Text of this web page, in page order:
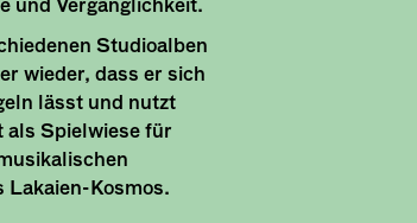
und Vergänglichkeit.
Studioalben
wieder, dass er sich
lässt und nutzt
als Spielwiese für
Lakaien-Kosmos.